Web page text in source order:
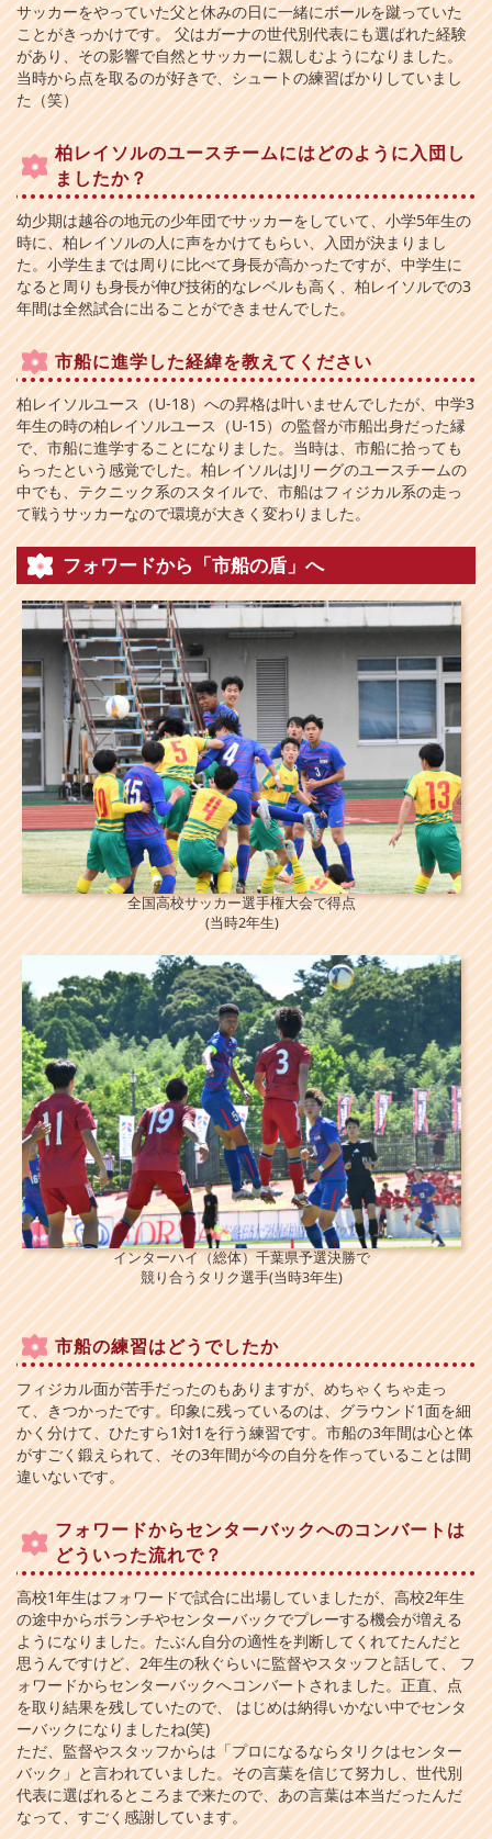
サッカーをやっていた父と休みの日に一緒にボールを蹴っていた
ことがきっかけです。 父はガーナの世代別代表にも選ばれた経験
があり、その影響で自然とサッカーに親しむようになりました。
当時から点を取るのが好きで、シュートの練習ばかりしていまし
た（笑）
柏レイソルのユースチームにはどのように入団し
ましたか？
幼少期は越谷の地元の少年団でサッカーをしていて、小学5年生の
時に、柏レイソルの人に声をかけてもらい、入団が決まりまし
た。小学生までは周りに比べて身長が高かったですが、中学生に
なると周りも身長が伸び技術的なレベルも高く、柏レイソルでの3
年間は全然試合に出ることができませんでした。
市船に進学した経緯を教えてください
柏レイソルユース（U-18）への昇格は叶いませんでしたが、中学3
年生の時の柏レイソルユース（U-15）の監督が市船出身だった縁
で、市船に進学することになりました。当時は、市船に拾っても
らったという感覚でした。柏レイソルはJリーグのユースチームの
中でも、テクニック系のスタイルで、市船はフィジカル系の走っ
て戦うサッカーなので環境が大きく変わりました。
フォワードから「市船の盾」へ
全国高校サッカー選手権大会で得点
(当時2年生)
インターハイ（総体）千葉県予選決勝で
競り合うタリク選手(当時3年生)
市船の練習はどうでしたか
フィジカル面が苦手だったのもありますが、めちゃくちゃ走っ
て、きつかったです。印象に残っているのは、グラウンド1面を細
かく分けて、ひたすら1対1を行う練習です。市船の3年間は心と体
がすごく鍛えられて、その3年間が今の自分を作っていることは間
違いないです。
フォワードからセンターバックへのコンバートは
どういった流れで？
高校1年生はフォワードで試合に出場していましたが、高校2年生
の途中からボランチやセンターバックでプレーする機会が増える
ようになりました。たぶん自分の適性を判断してくれてたんだと
思うんですけど、2年生の秋ぐらいに監督やスタッフと話して、 フ
ォワードからセンターバックへコンバートされました。正直、点
を取り結果を残していたので、 はじめは納得いかない中でセンタ
ーバックになりましたね(笑)
ただ、監督やスタッフからは「プロになるならタリクはセンター
バック」と言われていました。その言葉を信じて努力し、世代別
代表に選ばれるところまで来たので、あの言葉は本当だったんだ
なって、すごく感謝しています。